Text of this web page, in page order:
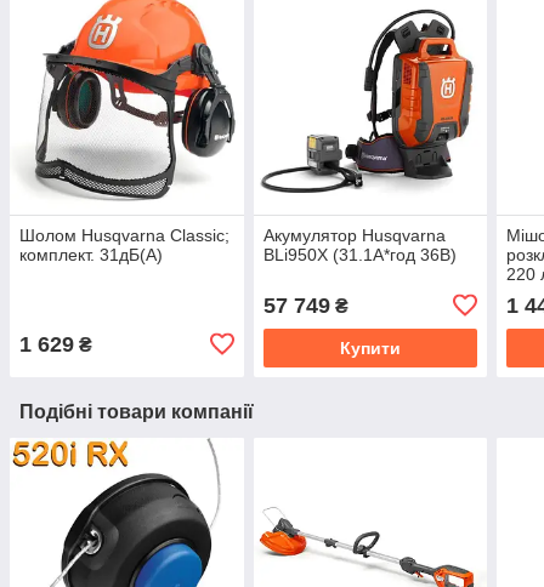
Шолом Husqvarna Classic;
комплект. 31дБ(А)
1 629 ₴
Акумулятор Husqvarna
BLi950X (31.1А*год 36В)
57 749₴
Купити
220
1
Подібні товари компанії